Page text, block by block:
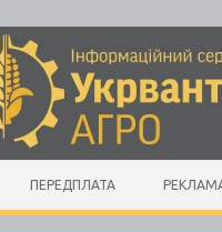
ПЕРЕДПЛАТА